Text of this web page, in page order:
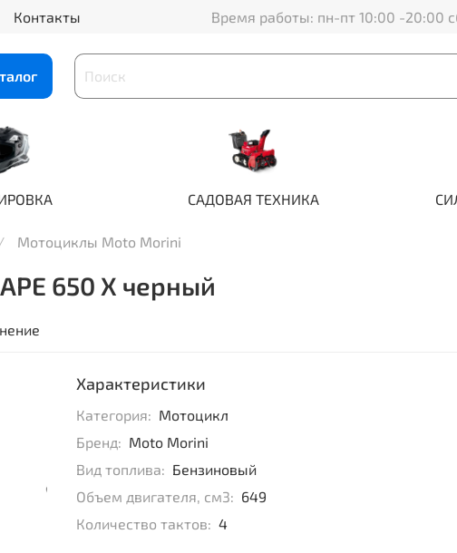
Контакты Время работы: пн-пт 10:00 -20:00
САДОВАЯ ТЕХНИКА
Мотоциклы Moto Morini
650 X черный
Характеристики
Категория: Мотоцикл
Бренд: Moto Morini
Вид топлива: Бензиновый
Объем двигателя, см3: 649
Количество тактов: 4